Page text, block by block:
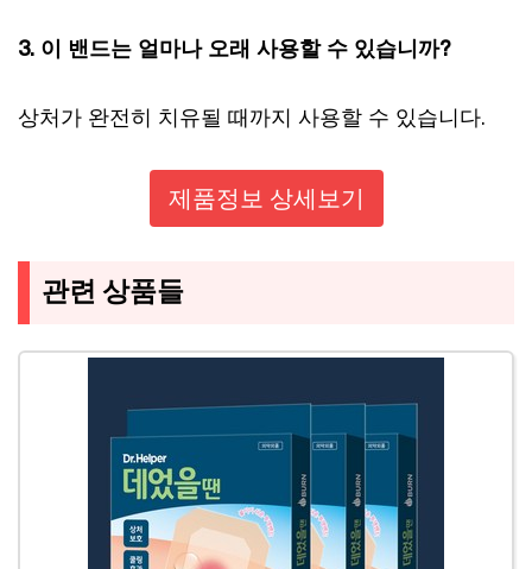
3. 이 밴드는 얼마나 오래 사용할 수 있습니까?
상처가 완전히 치유될 때까지 사용할 수 있습니다.
제품정보 상세보기
관련 상품들